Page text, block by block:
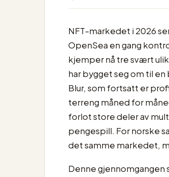
NFT-markedet i 2026
OpenSea en gang
kjemper nå tre svært
har bygget seg om til
Blur, som fortsatt er
terreng måned for
forlot store deler av
pengespill. For norske
det samme markedet,
Denne gjennomgangen